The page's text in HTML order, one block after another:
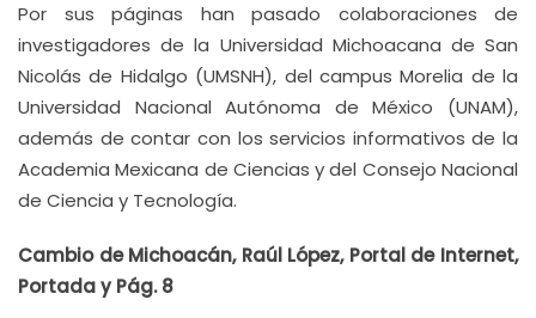
Por sus páginas han pasado colaboraciones de
investigadores de la Universidad Michoacana de San
Nicolás de Hidalgo (UMSNH), del campus Morelia de la
Universidad Nacional Autónoma de México (UNAM),
además de contar con los servicios informativos de la
Academia Mexicana de Ciencias y del Consejo Nacional
de Ciencia y Tecnología.
Cambio de Michoacán, Raúl López, Portal de Internet,
Portada y Pág. 8